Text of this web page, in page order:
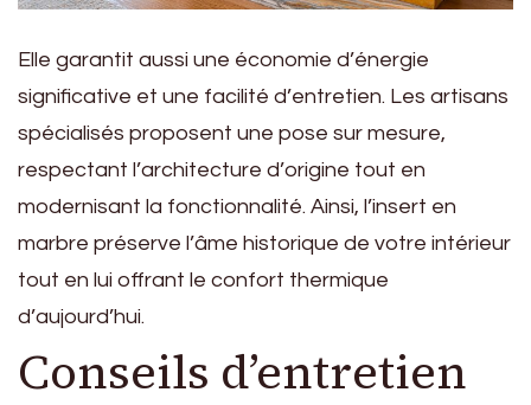
Elle garantit aussi une économie d’énergie
significative et une facilité d’entretien. Les artisans
spécialisés proposent une pose sur mesure,
respectant l’architecture d’origine tout en
modernisant la fonctionnalité. Ainsi, l’insert en
marbre préserve l’âme historique de votre intérieur
tout en lui offrant le confort thermique
d’aujourd’hui.
Conseils d’entretien